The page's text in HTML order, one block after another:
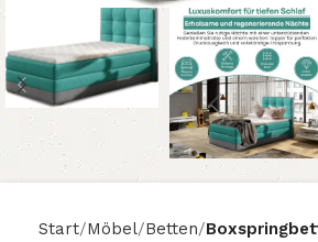
Start Möbel Betten